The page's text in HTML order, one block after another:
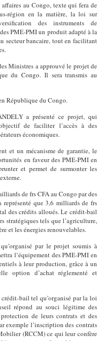
au Congo, texte qui fera de
région en la matière, la loi sur
des instruments de
PME-PMI un produit adapté à la
secteur bancaire, tout en facilitant
Ministres a approuvé le projet de
du Congo. Il sera transmis au
République du Congo.
a présenté ce projet, qui
de faciliter l’accès à des
économiques.
et un mécanisme de garantie, le
en faveur des PME-PMI en
et permet de surmonter les
de frs CFA au Congo par des
que 3,6 milliards de frs
des crédits alloués. Le crédit-bail
stratégiques tels que l’agriculture,
et les énergies renouvelables.
par le projet soumis à
l’équipement des PME-PMI en
à leur production, grâce à un
option d’achat réglementé et
bail tel qu’organisé par la loi
répond au souci légitime des
de leurs contrats et des
exemple l’inscription des contrats
(RCCM) ce qui leur confère